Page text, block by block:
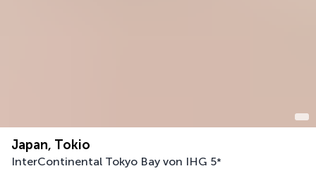
Japan, Tokio
InterContinental Tokyo Bay von IHG 5*